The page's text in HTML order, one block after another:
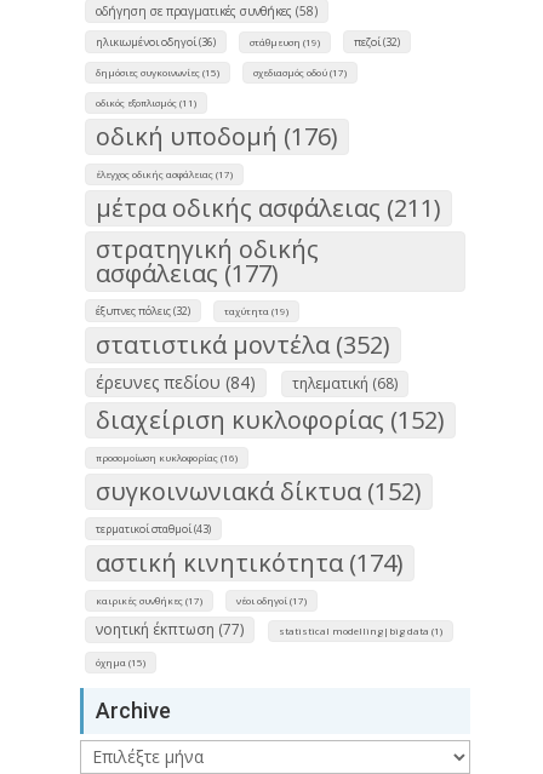
οδήγηση σε πραγματικές συνθήκες (58)
ηλικιωμένοι οδηγοί (36) στάθμευση (19) πεζοί (32)
δημόσιες συγκοινωνίες (15) σχεδιασμός οδού (17)
οδικός εξοπλισμός (11)
οδική υποδομή (176)
έλεγχος οδικής ασφάλειας (17)
μέτρα οδικής ασφάλειας (211)
στρατηγική οδικής
ασφάλειας (177)
έξυπνες πόλεις (32) ταχύτητα (19)
στατιστικά μοντέλα (352)
έρευνες πεδίου (84) τηλεματική (68)
διαχείριση κυκλοφορίας (152)
προσομοίωση κυκλοφορίας (16)
συγκοινωνιακά δίκτυα (152)
τερματικοί σταθμοί (43)
αστική κινητικότητα (174)
καιρικές συνθήκες (17) νέοι οδηγοί (17)
νοητική έκπτωση (77) statistical modelling|big data (1)
όχημα (15)
Archive
Archive